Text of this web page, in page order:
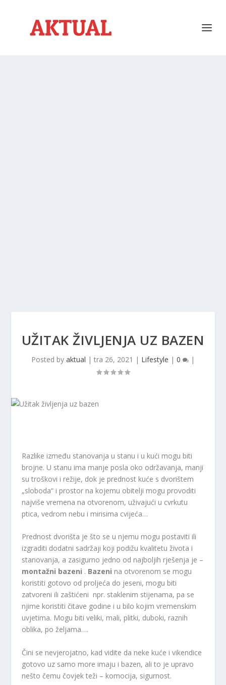
UŽITAK ŽIVLJENJA UZ BAZEN
Posted by aktual | tra 26, 2021 | Lifestyle | 0 |
Razlike između stanovanja u stanu i u kući mogu biti
brojne. U stanu ima manje posla oko održavanja, manji
su troškovi i režije, dok je prednost kuće s dvorištem
„sloboda“ i prostor na kojemu obitelji mogu provoditi
najviše vremena na otvorenom, uživajući u cvrkutu
ptica, vedrom nebu i mirisima cvijeća…
Prednost dvorišta je što se u njemu mogu postaviti ili
izgraditi dodatni sadržaji koji podižu kvalitetu života i
stanovanja, a zasigurno jedno od najboljih rješenja je –
montažni bazeni . Bazeni na otvorenom se mogu
koristiti gotovo od proljeća do jeseni, mogu biti
zatvoreni ili zaštićeni npr. staklenim stijenama, pa se
njime koristiti čitave godine i u bilo kojim vremenskim
uvjetima. Mogu biti veliki, mali, plitki, duboki, raznih
oblika, po željama….
Čini se nevjerojatno, kad vidite da neke kuće i vikendice
gotovo uz samo more imaju i bazen, ali to je upravo
nešto čemu čovjek teži – komocija, sigurnost.